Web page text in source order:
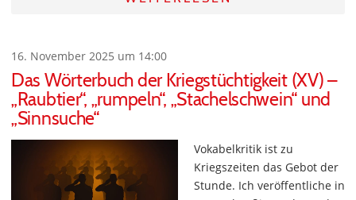
16. November 2025 um 14:00
Das Wörterbuch der Kriegstüchtigkeit (XV) –
„Raubtier“, „rumpeln“, „Stachelschwein“ und
„Sinnsuche“
Vokabelkritik ist zu
Kriegszeiten das Gebot der
Stunde. Ich veröffentliche in